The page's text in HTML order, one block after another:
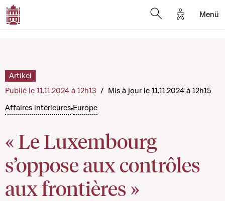
Options
Menü
Affaires intérieures Europe
« Le Luxembourg
s’oppose aux contrôles
aux frontières »
Artikel
Publié le 11.11.2024 à 12h13 / Mis à jour le 11.11.2024 à 12h15